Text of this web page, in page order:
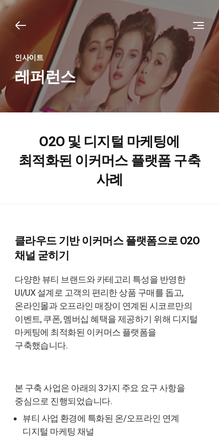
인사이트
레퍼런스
O2O 및 디지털 마케팅에
최적화된 이커머스플랫폼 구축
사례
클라우드 기반이커머스 플랫폼으로O2O
채널 굳히기
다양한 뷰티 브랜드와 카테고리 특성을 반영한
UI/UX 설계로 고객의 편리한 상품 구매를 돕고,
온라인몰과 오프라인 매장이 연계된 시코르만의
이벤트, 쿠폰, 멤버십 혜택을 제공하기 위해 디지털
마케팅에 최적화된 이커머스 플랫폼을
구축했습니다.
본 구축 사업은 아래의 3가지 주요 요구 사항을
중심으로 진행되었습니다.
뷰티 사업 환경에 특화된 온/오프라인 연계
디지털 마케팅 채널